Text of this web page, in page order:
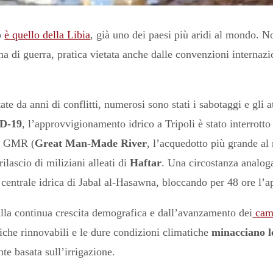
è quello della Libia, già uno dei paesi più aridi al mondo.
di guerra, pratica vietata anche dalle convenzioni
da anni di conflitti, numerosi sono stati i sabotaggi e gli
19, l’approvvigionamento idrico a Tripoli è stato
GMR (Great Man-Made River, l’acquedotto più grande
rilascio di miliziani alleati diHaftar. Una circostanza
idrica di Jabal al-Hasawna, bloccando per 48 ore
continua crescita demografica e dall’avanzamento dei
rinnovabili e le dure condizioni climaticheminacciano
basata sull’irrigazione.